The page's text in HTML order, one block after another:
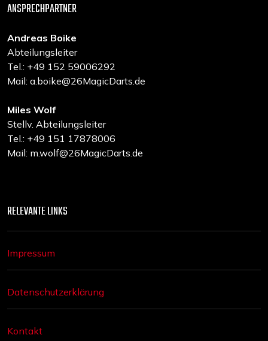
ANSPRECHPARTNER
Andreas Boike
Abteilungsleiter
Tel.: +49 152 59006292
Mail: a.boike@26MagicDarts.de
Miles Wolf
Stellv. Abteilungsleiter
Tel.: +49 151 17878006
Mail: m.wolf@26MagicDarts.de
RELEVANTE LINKS
Impressum
Datenschutzerklärung
Kontakt